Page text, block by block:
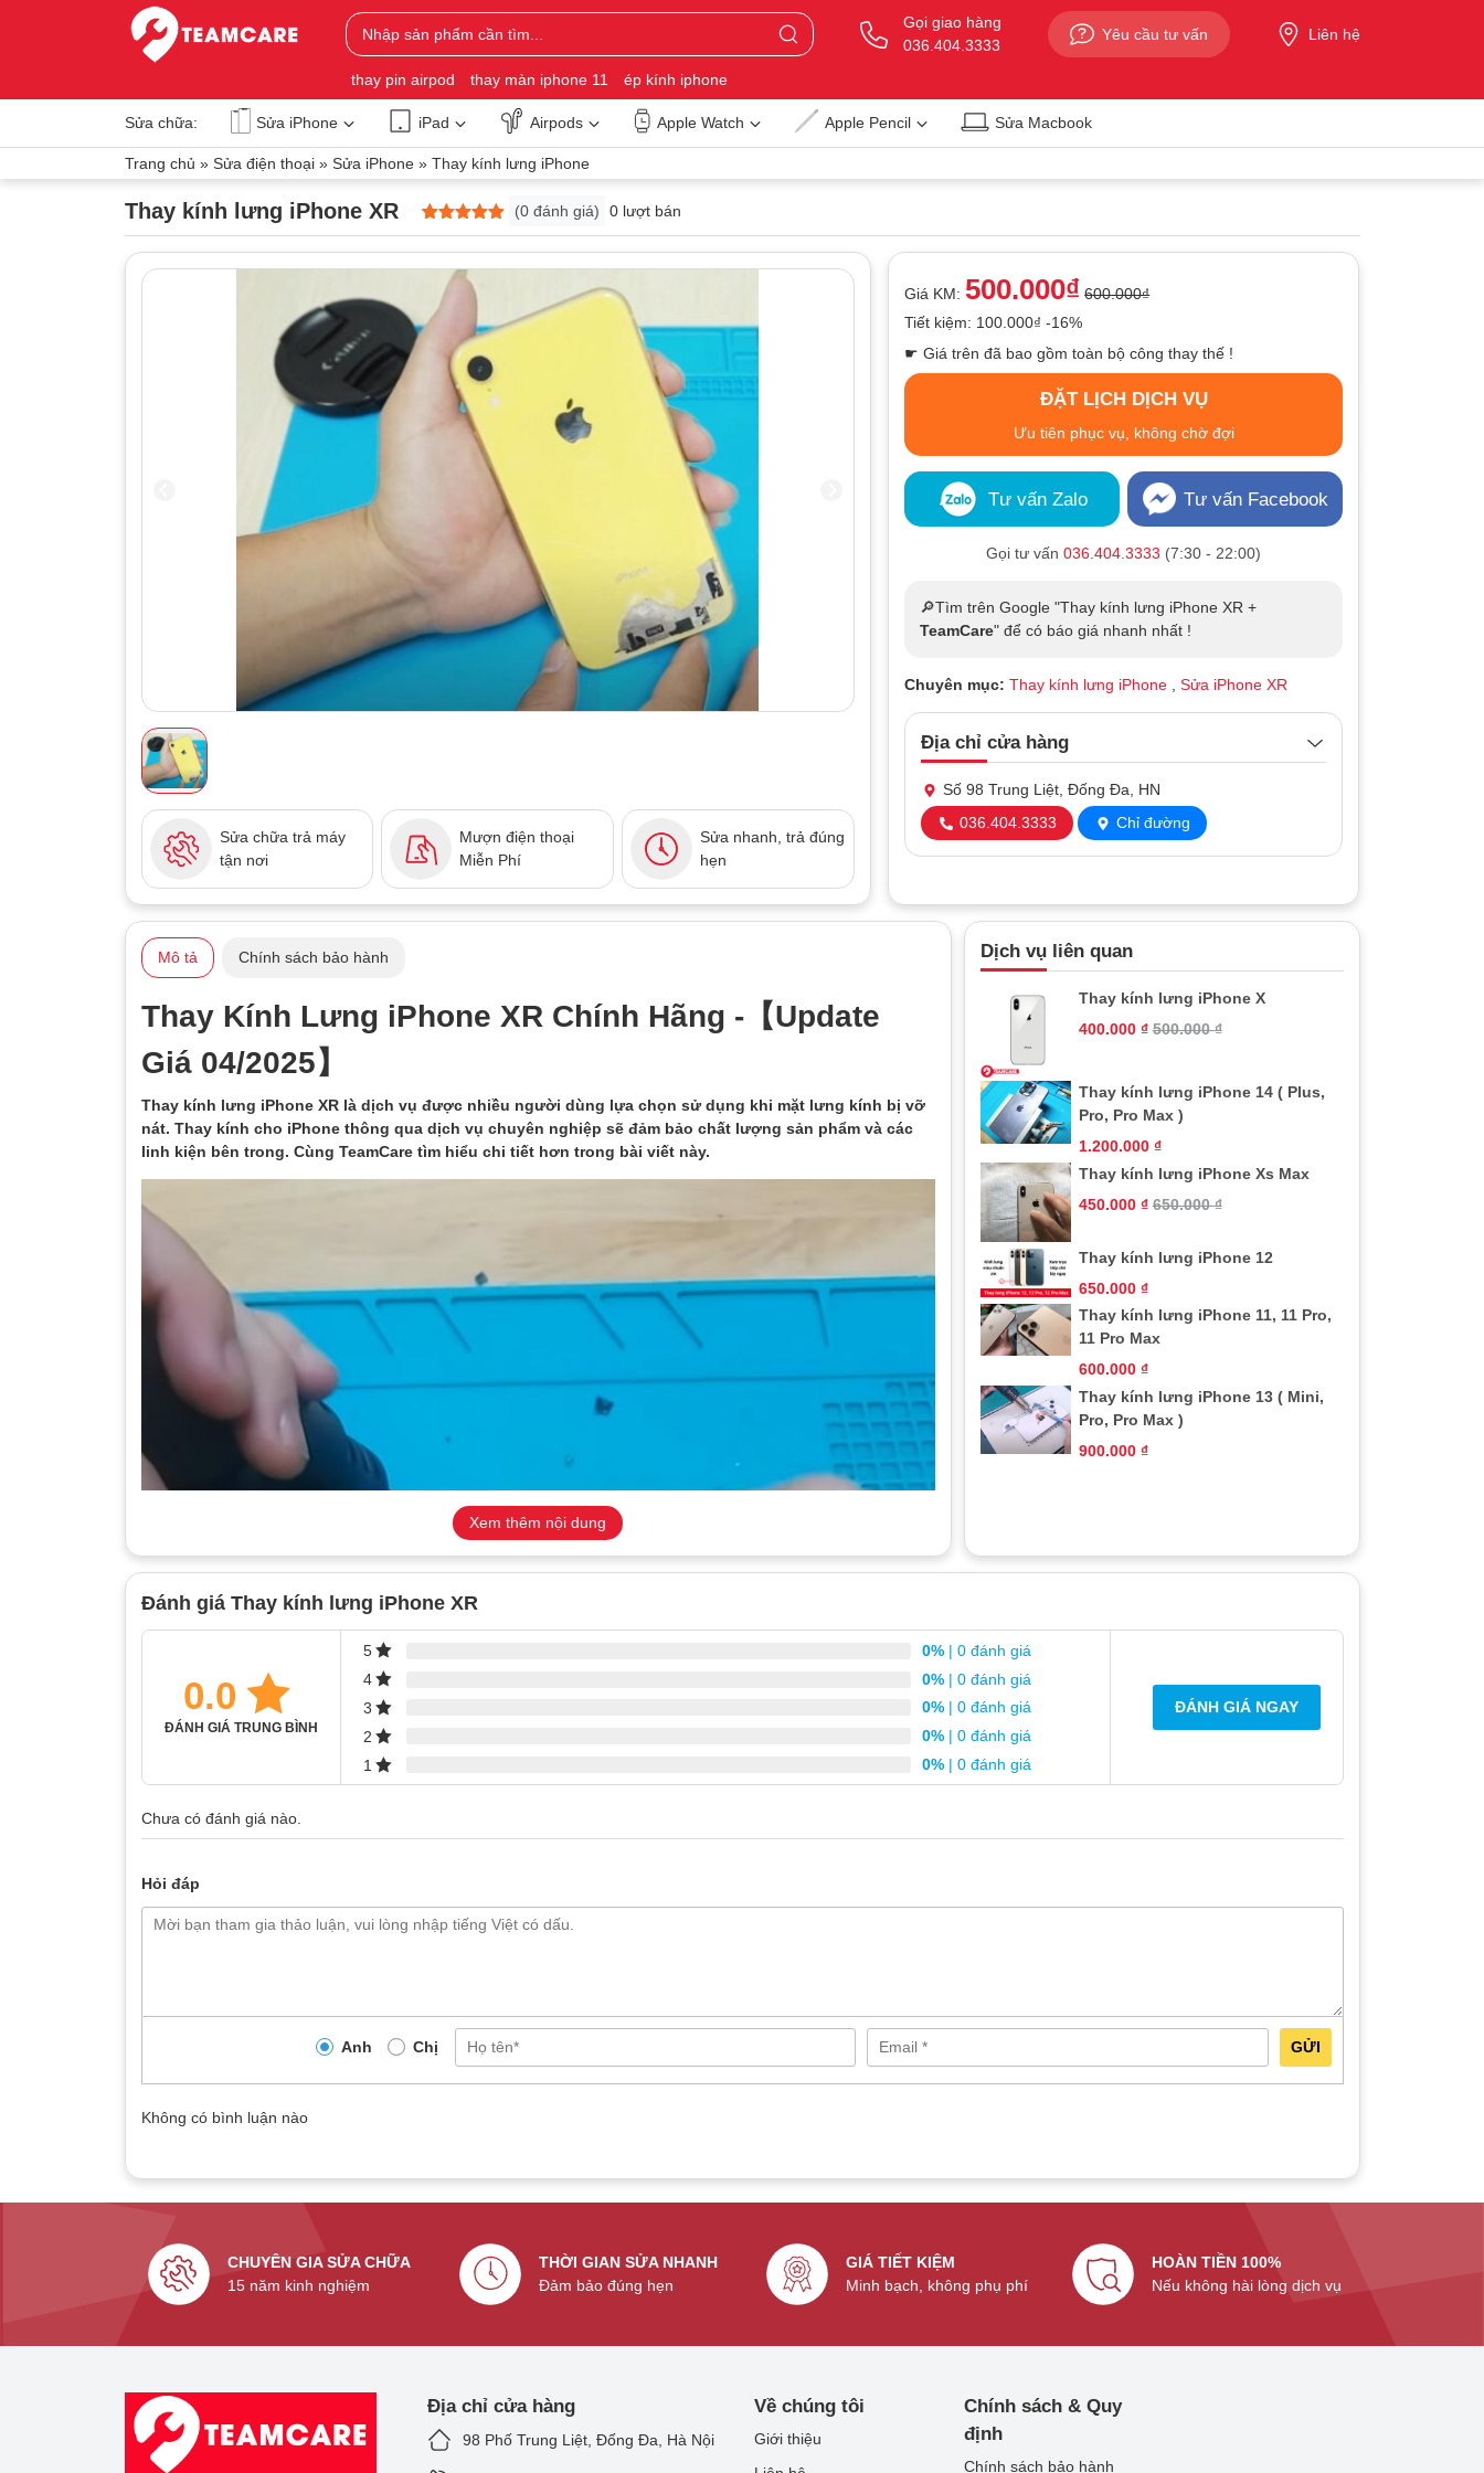
Gọi giao hàng
036.404.3333
Yêu cầu tư vấn Liên hệ
thay pin airpod thay màn iphone 11 ép kính iphone
Sửa chữa: Sửa iPhone iPad Airpods Apple Watch Apple Pencil Sửa Macbook
Trang chủ » Sửa điện thoại» Sửa iPhone» Thay kính lưng iPhone
Thay kính lưng iPhone XR
5trên 5
dựa trên
0
đánh giá
(0 đánh giá) 0 lượt bán
Sửa chữa trả máy
tận nơi
Mượn điện thoại
Miễn Phí
Sửa nhanh, trả đúng
hẹn
Giá KM: 500.000₫ 600.000₫
Tiết kiệm: 100.000₫ -16%
☛ Giá trên đã bao gồm toàn bộ công thay thế !
ĐẶT LỊCH DỊCH VỤ
Ưu tiên phục vụ, không chờ đợi
Tư vấn Zalo Tư vấn Facebook
Gọi tư vấn036.404.3333 (7:30 - 22:00)
🔎Tìm trên Google "Thay kính lưng iPhone XR +
TeamCare" để có báo giá nhanh nhất !
Chuyên mục: Thay kính lưng iPhone ,Sửa iPhone XR
Địa chỉ cửa hàng
Số 98 Trung Liệt, Đống Đa, HN
036.404.3333
Chỉ đường
Mô tả Chính sách bảo hành
Thay Kính Lưng iPhone XR Chính Hãng -【Update
Giá 04/2025】
Thay kính lưng iPhone XR là dịch vụ được nhiều người dùng lựa chọn sử dụng khi mặt lưng kính bị vỡ
nát. Thay kính cho iPhone thông qua dịch vụ chuyên nghiệp sẽ đảm bảo chất lượng sản phẩm và các
linh kiện bên trong. Cùng TeamCare tìm hiểu chi tiết hơn trong bài viết này.
Thông số kính lưng iPhone XR
Chất liệu:Kính cường lực do Corning sản xuất.
Kích thước:150.9mm x 75.7mm x 8.3 mm.
194 gram.
Tính năng nổi bật:Chống va đập, chống nước, chống bụi.
Xem thêm nội dung
Dịch vụ liên quan
Thay kính lưng iPhone X
400.000 ₫ 500.000₫
Thay kính lưng iPhone 14 ( Plus,
Pro, Pro Max )
1.200.000 ₫
Thay kính lưng iPhone Xs Max
450.000 ₫ 650.000₫
Thay kính lưng iPhone 12
650.000 ₫
Thay kính lưng iPhone 11, 11 Pro,
11 Pro Max
600.000 ₫
Thay kính lưng iPhone 13 ( Mini,
Pro, Pro Max )
900.000 ₫
Đánh giá Thay kính lưng iPhone XR
0.0
ĐÁNH GIÁ TRUNG BÌNH
5 0%| 0 đánh giá
4
0%| 0 đánh giá
3
0%| 0 đánh giá
2
0%| 0 đánh giá
1
0%| 0 đánh giá
ĐÁNH GIÁ NGAY
Chưa có đánh giá nào.
Hỏi đáp
Anh Chị GỬI
Không có bình luận nào
CHUYÊN GIA SỬA CHỮA
15 năm kinh nghiệm
THỜI GIAN SỬA NHANH
Đảm bảo đúng hẹn
GIÁ TIẾT KIỆM
Minh bạch, không phụ phí
HOÀN TIỀN 100%
Nếu không hài lòng dịch vụ
Địa chỉ cửa hàng
98 Phố Trung Liệt, Đống Đa, Hà Nội
Về chúng tôi
Giới thiệu
Chính sách & Quy
định
Chính sách bảo hành